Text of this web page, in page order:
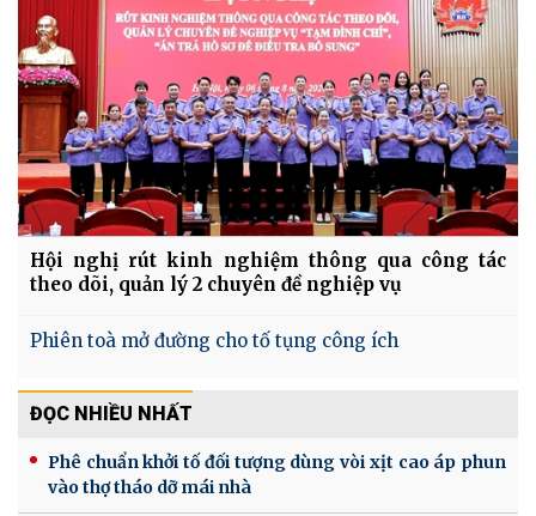
Hội nghị rút kinh nghiệm thông qua công tác
theo dõi, quản lý 2 chuyên đề nghiệp vụ
Phiên toà mở đường cho tố tụng công ích
ĐỌC NHIỀU NHẤT
Phê chuẩn khởi tố đối tượng dùng vòi xịt cao áp phun
vào thợ tháo dỡ mái nhà